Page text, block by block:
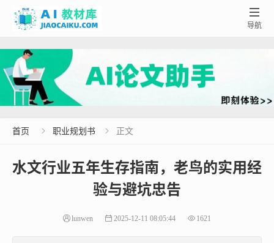

导航
首页  职业规划书  正文
水文行业五年生存指南，老鸟的实用经
验与避坑忠告
lunwen 2025-12-11 08:05:44 1621